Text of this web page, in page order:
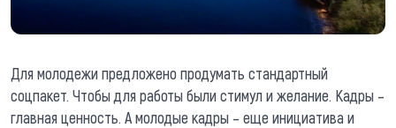
Для молодежи предложено продумать стандартный
соцпакет. Чтобы для работы были стимул и желание. Кадры –
главная ценность. А молодые кадры – еще инициатива и